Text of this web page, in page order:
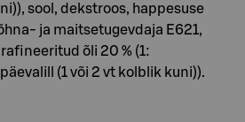
sool, dekstroos, happesuse
ja maitsetugevdaja E621,
õli 20 % (1:
(1 või 2 vt kolblik kuni)).